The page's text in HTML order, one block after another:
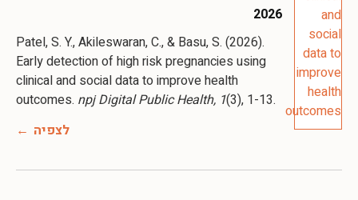
2026
Patel, S. Y., Akileswaran, C., & Basu, S. (2026).
Early detection of high risk pregnancies using
clinical and social data to improve health
outcomes. npj Digital Public Health, 1(3), 1-13.
לצפיה